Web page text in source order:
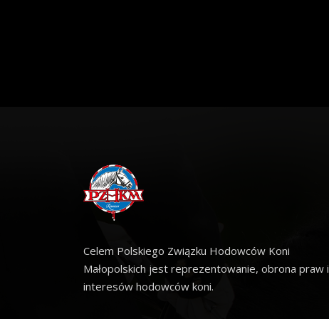
Celem Polskiego Związku Hodowców Koni
Małopolskich jest reprezentowanie, obrona praw i
interesów hodowców koni.